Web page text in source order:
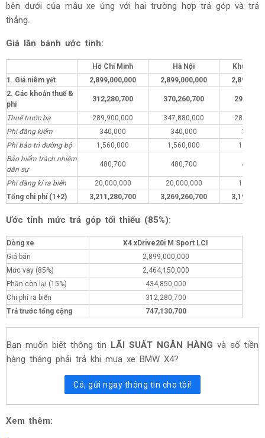
bên dưới của mẫu xe ứng với hai trường hợp trả góp và trả
thẳng.
Giá lăn bánh ước tính:
Hồ Chí Minh Hà Nội
Khu vực
1. Giá niêm yết
2,899,000,000 2,899,000,000
2. Các khoản thuế &
phí
312,280,700 370,260,700
Thuế trước bạ 289,900,000 347,880,000
Phí đăng kiểm
340,000 340,000
Phí bảo trì đường bộ
1,560,000 1,560,000
Bảo hiểm trách nhiệm
dân sự
480,700 480,700
Phí đăng kí ra biển 20,000,000 20,000,000
Tổng chi phí (1+2)
3,211,280,700 3,269,260,700
Ước tính mức trả góp tối thiểu (85%):
Dòng xe
X4 xDrive20i M Sport LCI
Giá bán
2,899,000,000
Mức vay (85%)
2,464,150,000
Phần còn lại (15%)
434,850,000
Chi phí ra biển
312,280,700
Trả trước tổng cộng
747,130,700
Bạn muốn biết thông tin LÃI SUẤT NGÂN HÀNG và số tiền
hàng tháng phải trả khi mua xe BMW X4?
Có, gửi ngay thông tin cho tôi!
Xem thêm: